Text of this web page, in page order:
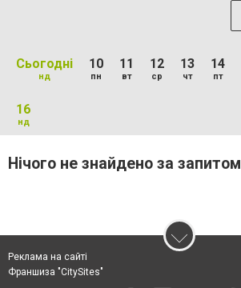
Сьогодні
нд
10
пн
11
вт
12
ср
13
чт
14
пт
16
нд
Нічого не знайдено за запитом
Реклама на сайті
Франшиза "CitySites"